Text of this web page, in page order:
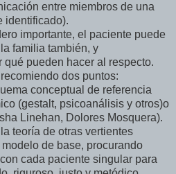
entre miembros de una
identificado).
importante, el paciente puede
familia también, y
pueden hacer al respecto.
dos puntos:
conceptual de referencia
(gestalt, psicoanálisis y otros)o
Linehan, Dolores Mosquera).
teoría de otras vertientes
de base, procurando
cada paciente singular para